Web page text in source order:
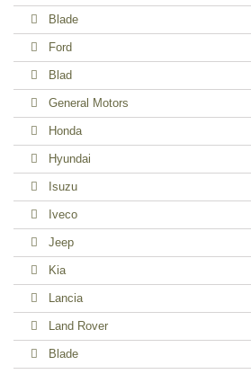
Blade
Ford
Blad
General Motors
Honda
Hyundai
Isuzu
Iveco
Jeep
Kia
Lancia
Land Rover
Blade